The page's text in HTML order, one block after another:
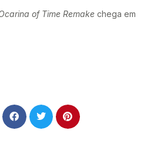
of Time Remake chega em